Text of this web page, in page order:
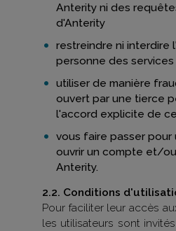
Anterity ni des
d'Anterity
restreindre ni interdire
personne des
utiliser de manière
ouvert par une tierce
l'accord explicite de
vous faire passer
ouvrir un compte et/
Anterity.
2.2. Conditions
Pour faciliter leur accès
les utilisateurs sont